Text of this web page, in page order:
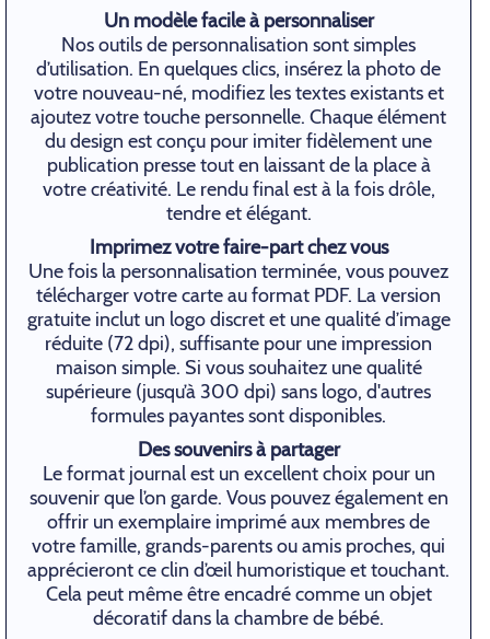
Un modèle facile à personnaliser
Nos outils de personnalisation sont simples
d’utilisation. En quelques clics, insérez la photo de
votre nouveau-né, modifiez les textes existants et
ajoutez votre touche personnelle. Chaque élément
du design est conçu pour imiter fidèlement une
publication presse tout en laissant de la place à
votre créativité. Le rendu final est à la fois drôle,
tendre et élégant.
Imprimez votre faire-part chez vous
Une fois la personnalisation terminée, vous pouvez
télécharger votre carte au format PDF. La version
gratuite inclut un logo discret et une qualité d’image
réduite (72 dpi), suffisante pour une impression
maison simple. Si vous souhaitez une qualité
supérieure (jusqu’à 300 dpi) sans logo, d'autres
formules payantes sont disponibles.
Des souvenirs à partager
Le format journal est un excellent choix pour un
souvenir que l’on garde. Vous pouvez également en
offrir un exemplaire imprimé aux membres de
votre famille, grands-parents ou amis proches, qui
apprécieront ce clin d’œil humoristique et touchant.
Cela peut même être encadré comme un objet
décoratif dans la chambre de bébé.